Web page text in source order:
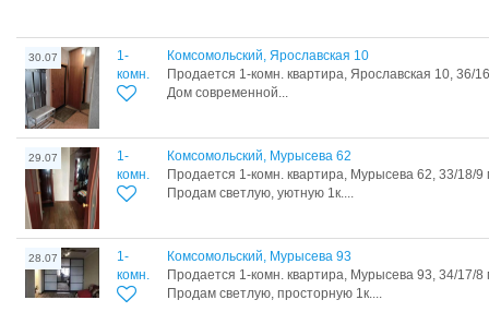
30.07
1-
комн.
Комсомольский, Ярославская 10
Продается 1-комн. квартира, Ярославская 10, 36/
Дом современной...
29.07
1-
комн.
Комсомольский, Мурысева 62
Продается 1-комн. квартира, Мурысева 62, 33/18/
Продам светлую, уютную 1к....
28.07
1-
комн.
Комсомольский, Мурысева 93
Продается 1-комн. квартира, Мурысева 93, 34/17/
Продам светлую, просторную 1к....